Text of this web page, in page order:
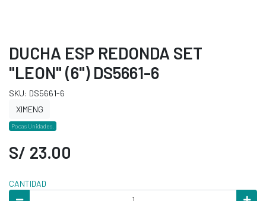
DUCHA ESP REDONDA SET
"LEON" (6") DS5661-6
SKU: DS5661-6
XIMENG
Pocas Unidades.
S/ 23.00
CANTIDAD